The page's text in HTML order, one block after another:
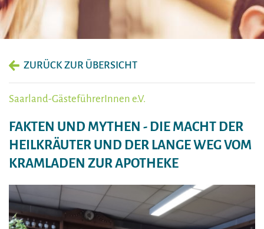
ZURÜCK ZUR ÜBERSICHT
Saarland-GästeführerInnen e.V.
FAKTEN UND MYTHEN - DIE MACHT DER
HEILKRÄUTER UND DER LANGE WEG VOM
KRAMLADEN ZUR APOTHEKE